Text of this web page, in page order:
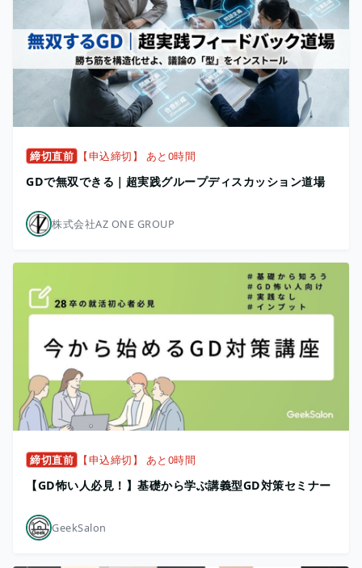
締切直前 【申込締切】 あと0時間
GDで無双できる｜超実践グループディスカッション道場
株式会社AZ ONE GROUP
締切直前 【申込締切】 あと0時間
【GD怖い人必見！】基礎から学ぶ講義型GD対策セミナー
GeekSalon